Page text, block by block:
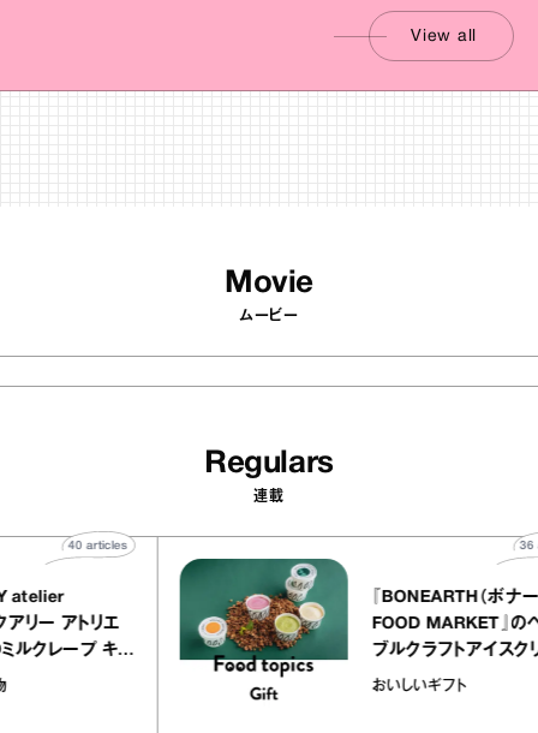
View all
Movie
ムービー
Regulars
連載
atelier
（イクアリー アトリエ
レ）』のミルクレープ キャ
ルバニーユほか｜chico
な宝物
40
『BONEARTH
FOOD
ブルクラフト
｜真野知子の
おいしいギフト